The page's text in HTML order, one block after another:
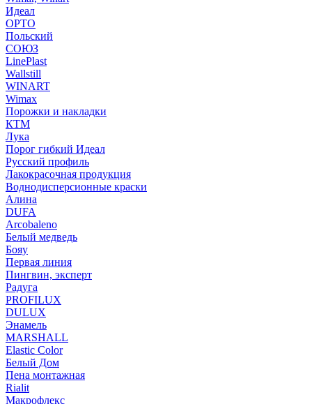
Идеал
ОРТО
Польский
СОЮЗ
LinePlast
Wallstill
WINART
Wimax
Порожки и накладки
КТМ
Лука
Порог гибкий Идеал
Русский профиль
Лакокрасочная продукция
Воднодисперсионные краски
Алина
DUFA
Arcobaleno
Белый медведь
Бояу
Первая линия
Пингвин, эксперт
Радуга
PROFILUX
DULUX
Энамель
MARSHALL
Elastic Color
Белый Дом
Пена монтажная
Rialit
Макрофлекс